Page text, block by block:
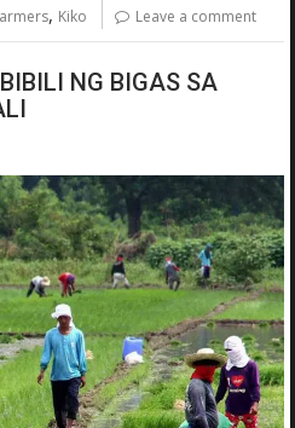
, Kiko Leave a comment
NG BIGAS SA